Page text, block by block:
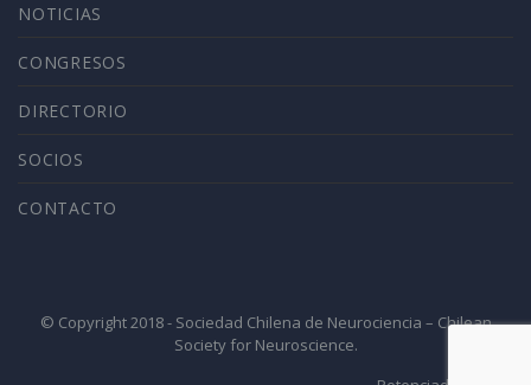
NOTICIAS
CONGRESOS
DIRECTORIO
SOCIOS
CONTACTO
© Copyright 2018 - Sociedad Chilena de Neurociencia – Chilean
Society for Neuroscience.